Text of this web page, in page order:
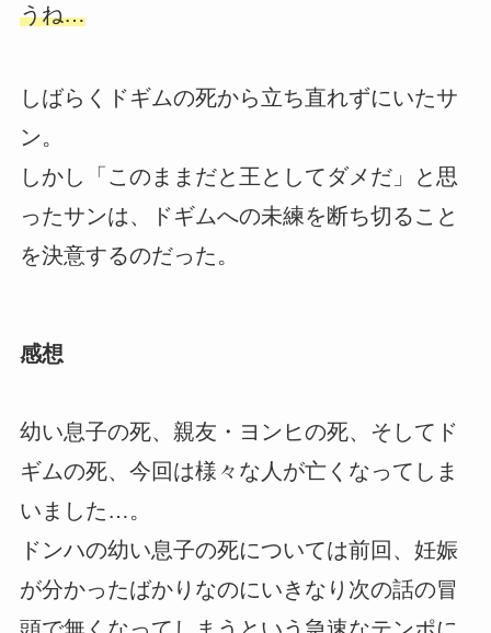
うね…
しばらくドギムの死から立ち直れずにいたサ
ン。
しかし「このままだと王としてダメだ」と思
ったサンは、ドギムへの未練を断ち切ること
を決意するのだった。
感想
幼い息子の死、親友・ヨンヒの死、そしてド
ギムの死、今回は様々な人が亡くなってしま
いました…。
ドンハの幼い息子の死については前回、妊娠
が分かったばかりなのにいきなり次の話の冒